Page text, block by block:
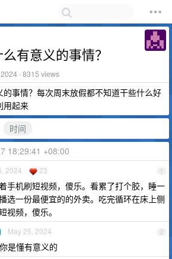
有意义的事情？
· 8315 views
事情？每次周末放假都不知道干些什么好
用起来
时间
18:29:41 +08:00
1
2024 23
手机刷短视频，傻乐。看累了打个胶，睡一
选一份最便宜的的外卖。吃完循环在床上侧
视频，傻乐。
2
May 25, 2024
是懂有意义的